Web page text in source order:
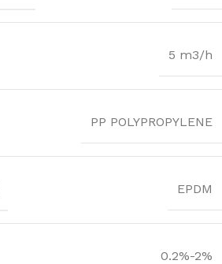
5 m3/h
PP POLYPROPYLENE
EPDM
0.2%-2%